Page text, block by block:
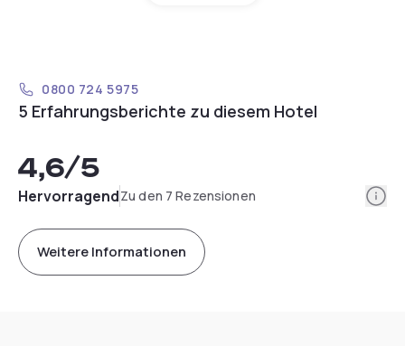
0800 724 5975
5 Erfahrungsberichte zu diesem Hotel
4,6/5
HervorragendZu den 7 Rezensionen
Weitere Informationen